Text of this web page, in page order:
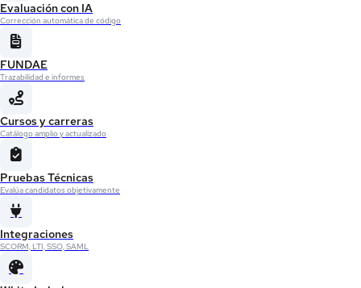
Evaluación con IA
Corrección automática de código
FUNDAE
Trazabilidad e informes
Cursos y carreras
Catálogo amplio y actualizado
Pruebas Técnicas
Evalúa candidatos objetivamente
Integraciones
SCORM, LTI, SSO, SAML